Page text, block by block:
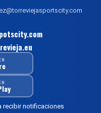
recibir notificaciones